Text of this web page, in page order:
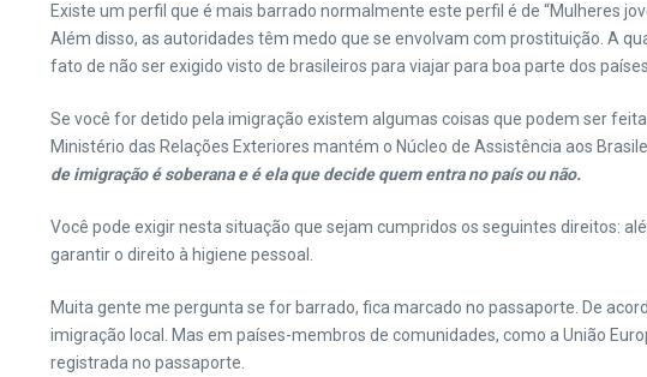
Existe um perfil que é mais barrado normalmente este perfil é de “Mulheres
Além disso, as autoridades têm medo que se envolvam com prostituição. A
fato de não ser exigido visto de brasileiros para viajar para boa parte dos
Se você for detido pela imigração existem algumas coisas que podem ser
Ministério das Relações Exteriores mantém o Núcleo de Assistência aos
de imigração é soberana e é ela que decide quem entra no país ou não.
Você pode exigir nesta situação que sejam cumpridos os seguintes direitos:
garantir o direito à higiene pessoal.
Muita gente me pergunta se for barrado, fica marcado no passaporte. De
imigração local. Mas em países-membros de comunidades, como a União
registrada no passaporte.